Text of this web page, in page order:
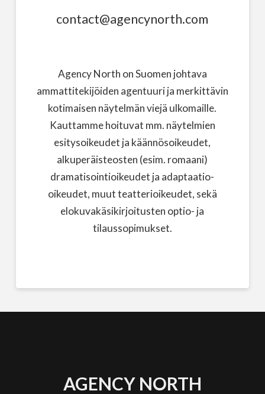
contact@agencynorth.com
Agency North on Suomen johtava
ammattitekijöiden agentuuri ja merkittävin
kotimaisen näytelmän viejä ulkomaille.
Kauttamme hoituvat mm. näytelmien
esitysoikeudet ja käännösoikeudet,
alkuperäisteosten (esim. romaani)
dramatisointioikeudet ja adaptaatio-
oikeudet, muut teatterioikeudet, sekä
elokuvakäsikirjoitusten optio- ja
tilaussopimukset.
AGENCY NORTH